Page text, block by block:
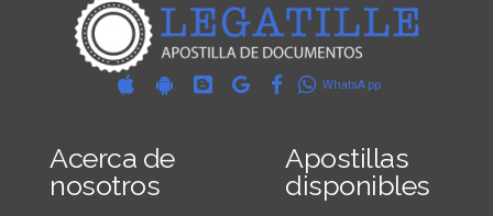
WhatsApp
Acerca de
nosotros
Apostillas
disponibles